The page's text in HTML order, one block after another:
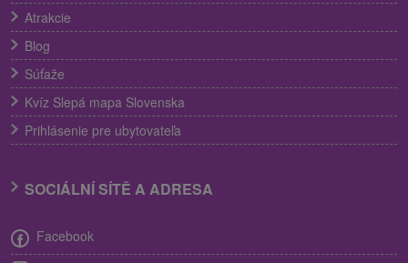
Atrakcie
Blog
Súťaže
Kvíz Slepá mapa Slovenska
Prihlásenie pre ubytovateľa
SOCIÁLNÍ SÍTĚ A ADRESA
Facebook